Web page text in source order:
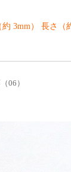
約 3mm） 長さ
06）